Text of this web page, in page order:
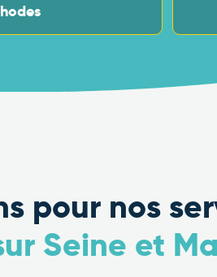
pour nos
Seine et